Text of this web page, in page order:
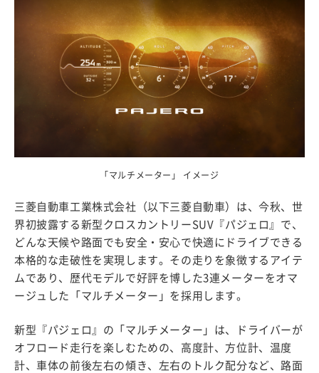
「マルチメーター」 イメージ
三菱自動車工業株式会社（以下三菱自動車）は、今秋、世
界初披露する新型クロスカントリーSUV『パジェロ』で、
どんな天候や路面でも安全・安心で快適にドライブできる
本格的な走破性を実現します。その走りを象徴するアイテ
ムであり、歴代モデルで好評を博した3連メーターをオマ
ージュした「マルチメーター」を採用します。
新型『パジェロ』の「マルチメーター」は、ドライバーが
オフロード走行を楽しむための、高度計、方位計、温度
計、車体の前後左右の傾き、左右のトルク配分など、路面